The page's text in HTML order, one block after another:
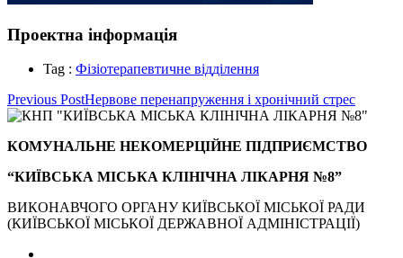
Проектна інформація
Tag : Фізіотерапевтичне відділення
Навігація
записів
Previous PostНервове перенапруження і хронічний стрес
КОМУНАЛЬНЕ НЕКОМЕРЦІЙНЕ ПІДПРИЄМСТВО
“КИЇВСЬКА МІСЬКА КЛІНІЧНА ЛІКАРНЯ №8”
ВИКОНАВЧОГО ОРГАНУ КИЇВСЬКОЇ МІСЬКОЇ РАДИ
(КИЇВСЬКОЇ МІСЬКОЇ ДЕРЖАВНОЇ АДМІНІСТРАЦІЇ)